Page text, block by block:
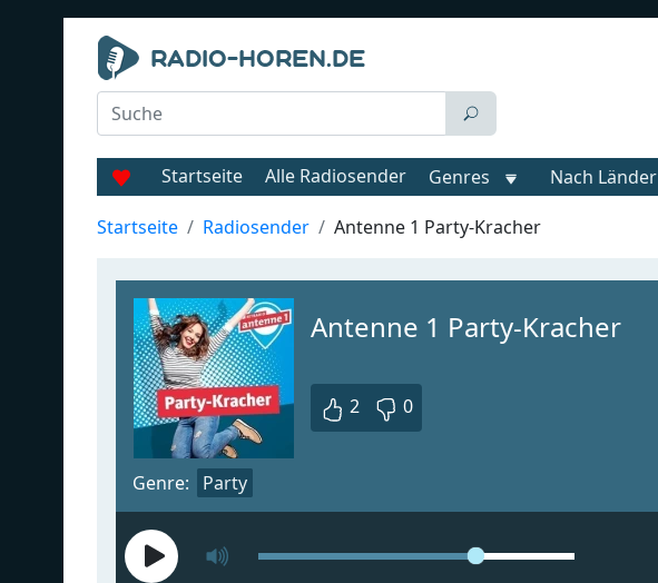
Startseite Alle Radiosender Genres Nach Länder
Startseite Radiosender Antenne 1 Party-Kracher
Antenne 1 Party-Kracher
2 0
Genre: Party